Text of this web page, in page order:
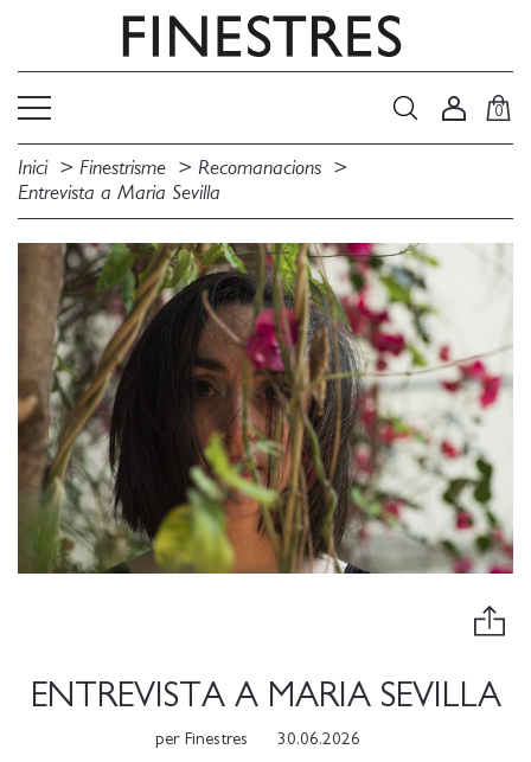
0
Inici Finestrisme
Recomanacions
Entrevista a Maria Sevilla
ENTREVISTA A MARIA SEVILLA
per Finestres 30.06.2026